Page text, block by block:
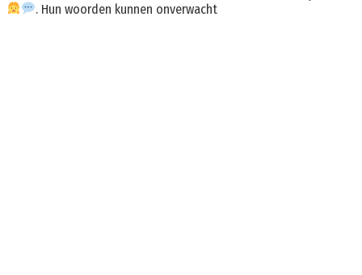
. Hun woorden kunnen onverwacht